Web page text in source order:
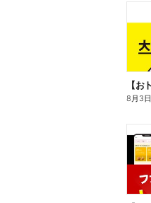
8月3日